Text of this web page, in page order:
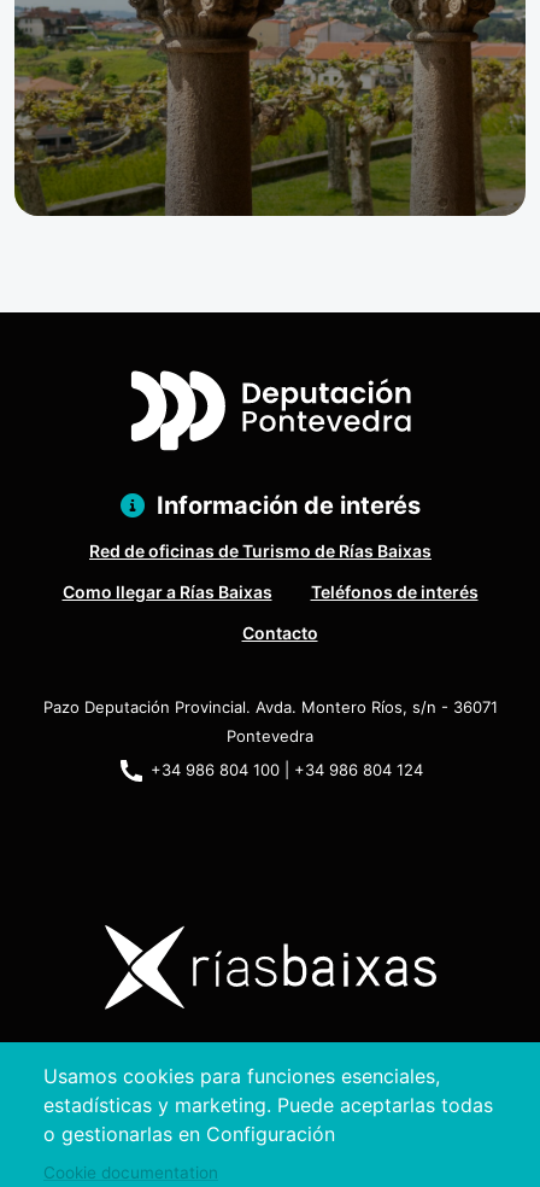
Usamos cookies para funciones esenciales,
estadísticas y marketing. Puede aceptarlas todas
o gestionarlas en Configuración
Cookie documentation
Información de interés
Red de oficinas de Turismo de Rías Baixas
Como llegar a Rías Baixas
Teléfonos de interés
Contacto
Pazo Deputación Provincial. Avda. Montero Ríos, s/n - 36071
Pontevedra
+34 986 804 100 | +34 986 804 124
Copyright © 2026. Diputación de Pontevedra.
Reservados todos los derechos
Aviso
Accesibilidad
Protección de